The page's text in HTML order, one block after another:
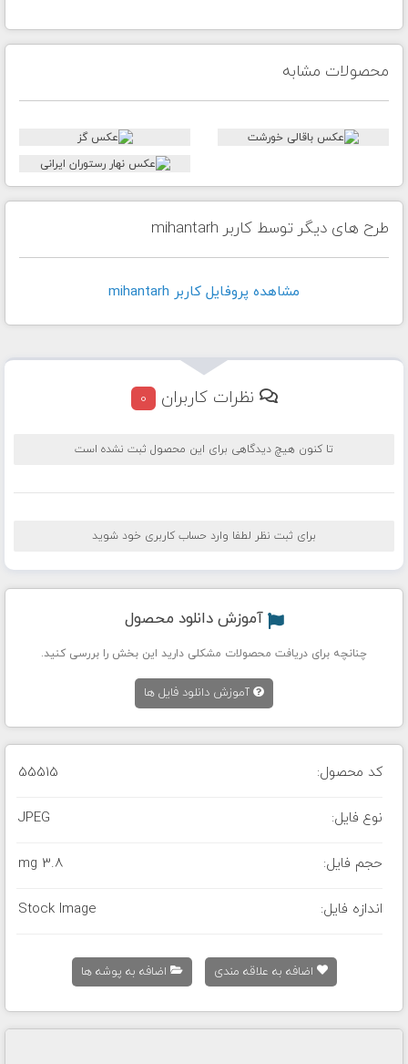
محصولات مشابه
طرح های دیگر توسط کاربر mihantarh
مشاهده پروفايل کاربر mihantarh
نظرات کاربران 0
تا کنون هیچ دیدگاهی برای این محصول ثبت نشده است
برای ثبت نظر لطفا وارد حساب کاربری خود شوید
آموزش دانلود محصول
چنانچه برای دریافت محصولات مشکلی دارید این بخش را بررسی کنید.
آموزش دانلود فایل ها
کد محصول: 55515
نوع فایل: JPEG
حجم فایل: 3.8 mg
اندازه فایل: Stock Image
اضافه به علاقه مندی اضافه به پوشه ها